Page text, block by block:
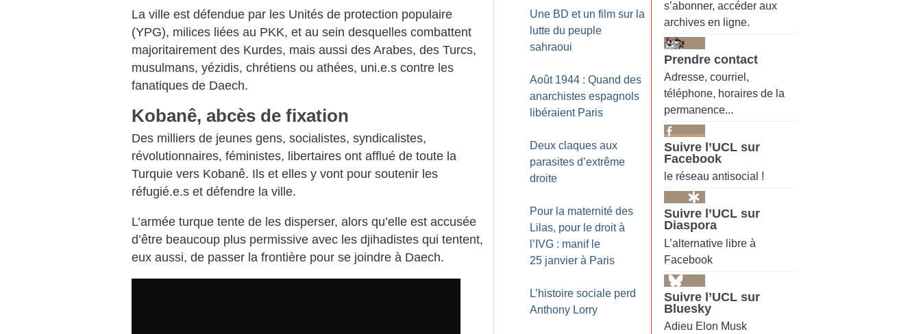
La ville est défendue par les Unités de protection populaire
(YPG), milices liées au PKK, et au sein desquelles combattent
majoritairement des Kurdes, mais aussi des Arabes, des Turcs,
musulmans, yézidis, chrétiens ou athées, uni.e.s contre les
fanatiques de Daech.
Kobanê, abcès de fixation
Des milliers de jeunes gens, socialistes, syndicalistes,
révolutionnaires, féministes, libertaires ont afflué de toute la
Turquie vers Kobanê. Ils et elles y vont pour soutenir les
réfugié.e.s et défendre la ville.
L’armée turque tente de les disperser, alors qu’elle est accusée
d’être beaucoup plus permissive avec les djihadistes qui tentent,
eux aussi, de passer la frontière pour se joindre à Daech.
Une BD et un film sur la
lutte du peuple
sahraoui
Août 1944 : Quand des
anarchistes espagnols
libéraient Paris
Deux claques aux
parasites d’extrême
droite
Pour la maternité des
Lilas, pour le droit à
l’IVG : manif le
25 janvier à Paris
L’histoire sociale perd
Anthony Lorry
s’abonner, accéder aux
archives en ligne.
Prendre contact
Adresse, courriel,
téléphone, horaires de la
permanence...
Suivre l’UCL sur
Facebook
le réseau antisocial !
Suivre l’UCL sur
Diaspora
L’alternative libre à
Facebook
Suivre l’UCL sur
Bluesky
Adieu Elon Musk